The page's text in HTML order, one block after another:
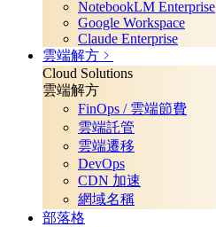
NotebookLM Enterprise
Google Workspace
Claude Enterprise
雲端解方
Cloud Solutions
雲端解方
FinOps / 雲端節費
雲端託管
雲端遷移
DevOps
CDN 加速
網域名稱
部落格